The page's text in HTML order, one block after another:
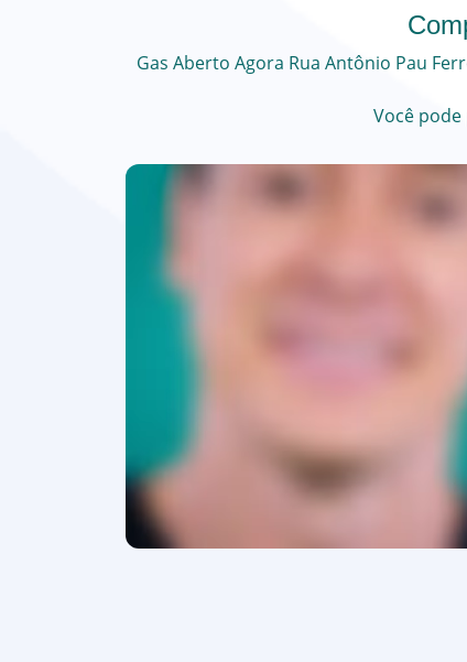
Gas Aberto Agora Rua Antônio Pau
Você pode